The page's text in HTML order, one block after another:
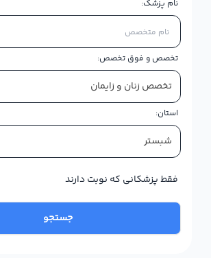
نام پزشک:
تخصص و فوق تخصص:
تخصص زنان و زایمان
استان:
شبستر
فقط پزشکانی که نوبت دارند
جستجو